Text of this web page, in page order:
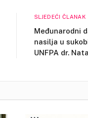
SLJEDEĆI ČLANAK
Međunarodni
nasilja u
UNFPA dr.